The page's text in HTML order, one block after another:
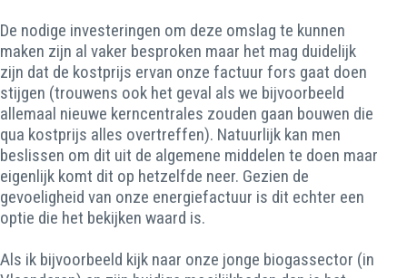
De nodige investeringen om deze omslag te kunnen
maken zijn al vaker besproken maar het mag duidelijk
zijn dat de kostprijs ervan onze factuur fors gaat doen
stijgen (trouwens ook het geval als we bijvoorbeeld
allemaal nieuwe kerncentrales zouden gaan bouwen die
qua kostprijs alles overtreffen). Natuurlijk kan men
beslissen om dit uit de algemene middelen te doen maar
eigenlijk komt dit op hetzelfde neer. Gezien de
gevoeligheid van onze energiefactuur is dit echter een
optie die het bekijken waard is.
Als ik bijvoorbeeld kijk naar onze jonge biogassector (in